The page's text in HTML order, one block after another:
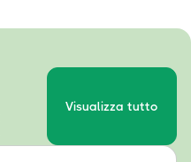
Visualizza tutto